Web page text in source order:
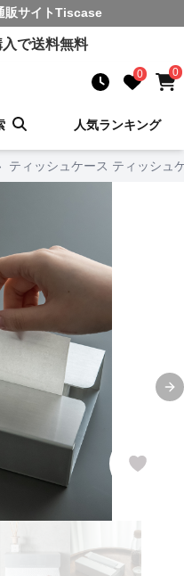
販サイトTiscase
で送料無料
0 0
人気ランキング
ティッシュケース ティッシュ